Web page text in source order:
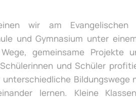
wir am Evangelischen
und Gymnasium unter
gemeinsame Projekte
und Schüler
Bildungswege
lernen. Kleine